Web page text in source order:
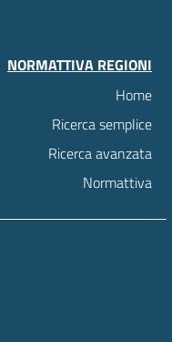
NORMATTIVA REGIONI
Home
Ricerca semplice
Ricerca avanzata
Normattiva